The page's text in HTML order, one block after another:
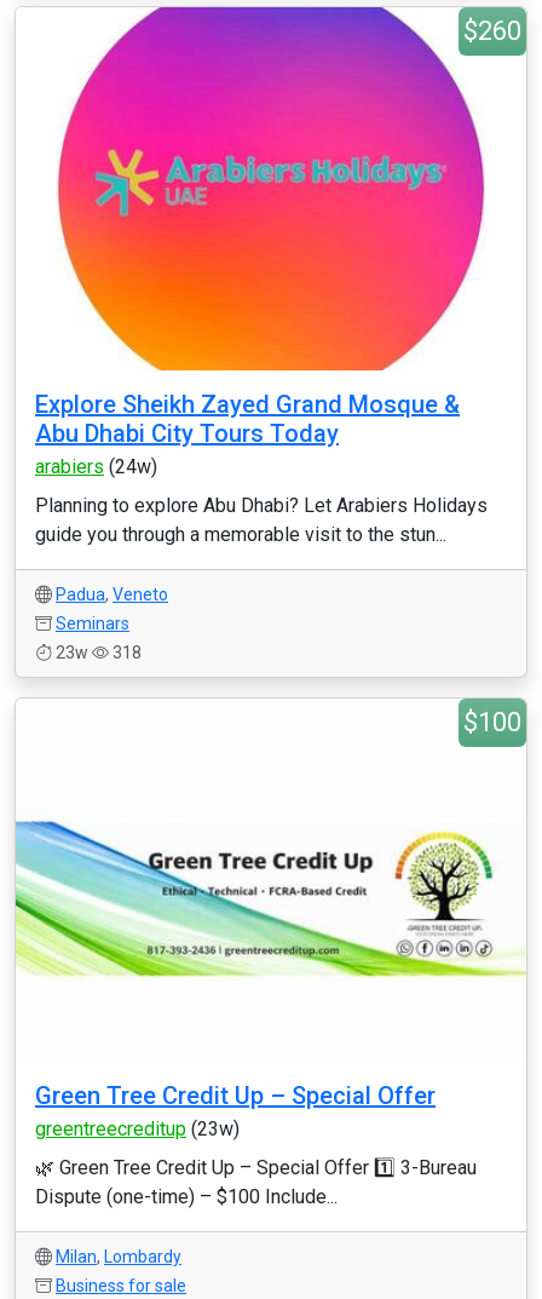
$260
Explore Sheikh Zayed Grand Mosque &
Abu Dhabi City Tours Today
arabiers (24w)
Planning to explore Abu Dhabi? Let Arabiers Holidays
guide you through a memorable visit to the stun...
Padua, Veneto
Seminars
23w
318
$100
Green Tree Credit Up – Special Offer
greentreecreditup (23w)
🌿 Green Tree Credit Up – Special Offer 1️⃣ 3-Bureau
Dispute (one-time) – $100 Include...
Milan, Lombardy
Business for sale